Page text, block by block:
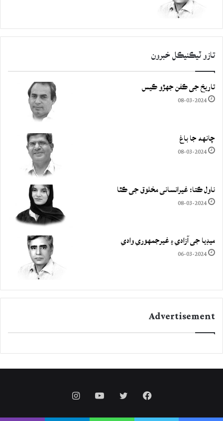
تازو ٽيڪنيڪل خبرون
تاريخ جي ڪفن جھڙو ڪيس
08-03-2024
چانهه جا باغ
08-03-2024
ناول ڪتا: غيرانساني مخلوق جي ڪٿا
08-03-2024
ميڊيا جي آزادي ۽ غيرجمھوري وادي
06-03-2024
Advertisement
Facebook
Twitter
YouTube